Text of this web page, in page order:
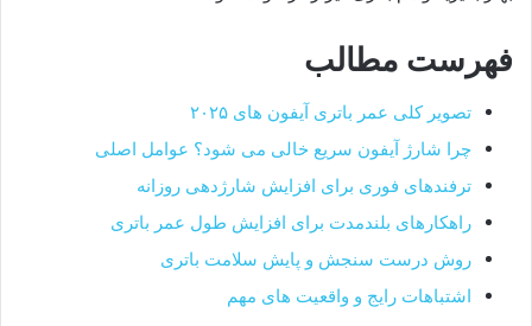
فهرست مطالب
تصویر کلی عمر باتری آیفون های ۲۰۲۵
چرا شارژ آیفون سریع خالی می شود؟ عوامل اصلی
ترفندهای فوری برای افزایش شارژدهی روزانه
راهکارهای بلندمدت برای افزایش طول عمر باتری
روش درست سنجش و پایش سلامت باتری
اشتباهات رایج و واقعیت های مهم